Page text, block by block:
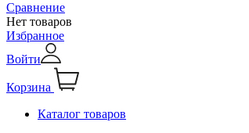
Сравнение
Нет товаров
Избранное
Войти
Корзина
Каталог товаров